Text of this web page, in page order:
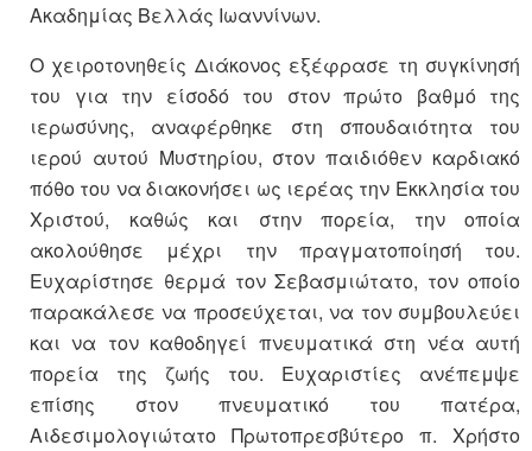
Ακαδημίας Βελλάς Ιωαννίνων.
Ο χειροτονηθείς Διάκονος εξέφρασε τη συγκίνησή
του για την είσοδό του στον πρώτο βαθμό της
ιερωσύνης, αναφέρθηκε στη σπουδαιότητα του
ιερού αυτού Μυστηρίου, στον παιδιόθεν καρδιακό
πόθο του να διακονήσει ως ιερέας την Εκκλησία του
Χριστού, καθώς και στην πορεία, την οποία
ακολούθησε μέχρι την πραγματοποίησή του.
Ευχαρίστησε θερμά τον Σεβασμιώτατο, τον οποίο
παρακάλεσε να προσεύχεται, να τον συμβουλεύει
και να τον καθοδηγεί πνευματικά στη νέα αυτή
πορεία της ζωής του. Ευχαριστίες ανέπεμψε
επίσης στον πνευματικό του πατέρα,
Αιδεσιμολογιώτατο Πρωτοπρεσβύτερο π. Χρήστο